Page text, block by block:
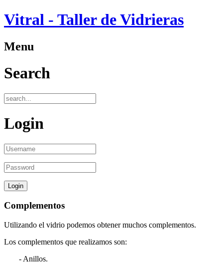
Vitral - Taller de Vidrieras
Menu
Search
Login
Complementos
Utilizando el vidrio podemos obtener muchos complementos.
Los complementos que realizamos son:
- Anillos.